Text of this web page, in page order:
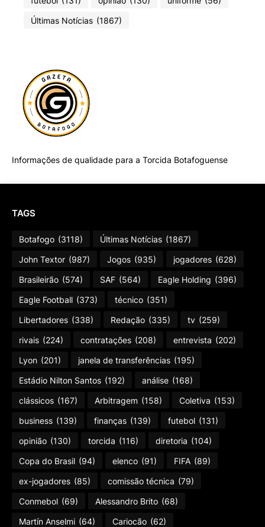
Últimas Notícias (1867)
Informações de qualidade para a Torcida Botafoguense
TAGS
Botafogo (3118) Últimas Notícias (1867)
John Textor (987) Jogos (935) jogadores (628)
Brasileirão (574) SAF (564) Eagle Holding (396)
Eagle Football (373) técnico (351)
Libertadores (338) Redação (335) tv (259)
rivais (224) contratações (208) entrevista (202)
Lyon (201) janela de transferências (195)
Estádio Nilton Santos (192) análise (168)
clássicos (167) Arbitragem (158) Coletiva (153)
business (139) finanças (139) futebol (131)
opinião (130) torcida (116) diretoria (104)
Copa do Brasil (94) elenco (91) FIFA (89)
ex-jogadores (85) comissão técnica (79)
Conmebol (69) Alessandro Brito (68)
Martín Anselmi (64) Cariocão (62)